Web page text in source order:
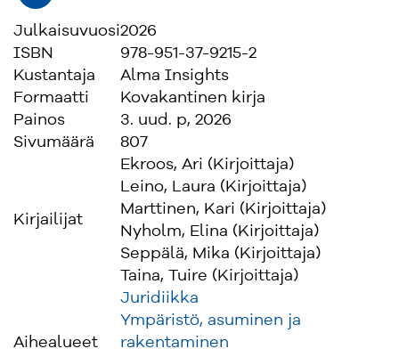
Julkaisuvuosi2026
ISBN
978-951-37-9215-2
Kustantaja
Alma Insights
Formaatti
Kovakantinen kirja
Painos
3. uud. p, 2026
Sivumäärä
807
Kirjailijat
Ekroos, Ari (Kirjoittaja)
Leino, Laura (Kirjoittaja)
Marttinen, Kari (Kirjoittaja)
Nyholm, Elina (Kirjoittaja)
Seppälä, Mika (Kirjoittaja)
Taina, Tuire (Kirjoittaja)
Aihealueet
Juridiikka
Ympäristö, asuminen ja
rakentaminen